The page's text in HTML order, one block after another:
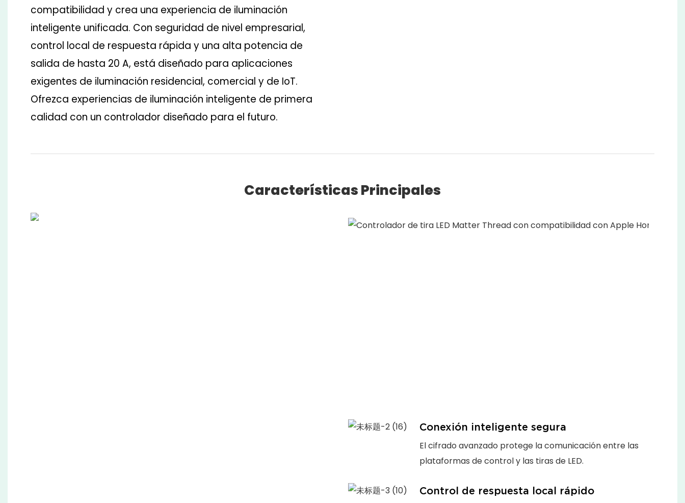
compatibilidad y crea una experiencia de iluminación
inteligente unificada. Con seguridad de nivel empresarial,
control local de respuesta rápida y una alta potencia de
salida de hasta 20 A, está diseñado para aplicaciones
exigentes de iluminación residencial, comercial y de IoT.
Ofrezca experiencias de iluminación inteligente de primera
calidad con un controlador diseñado para el futuro.
Características Principales
Conexión inteligente segura
El cifrado avanzado protege la comunicación entre las
plataformas de control y las tiras de LED.
Control de respuesta local rápido